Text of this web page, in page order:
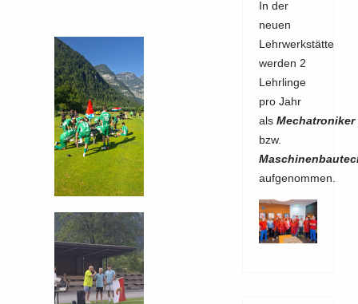
In der
neuen
Lehrwerkstätte
werden 2
Lehrlinge
pro Jahr
als Mechatroniker
bzw.
aufgenommen.